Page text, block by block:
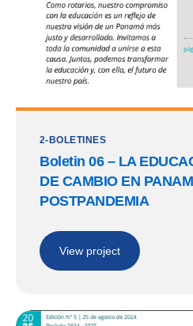
2-BOLETINES
Boletin 06 – LA
DE CAMBIO EN
POSTPANDEMIA
View project